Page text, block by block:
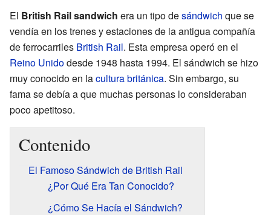
El British Rail sandwich era un tipo desándwich que se
vendía en los trenes y estaciones de la antigua compañía
de ferrocarriles British Rail. Esta empresa operó en el
Reino Unidodesde 1948 hasta 1994. El sándwich se hizo
muy conocido en lacultura británica. Sin embargo, su
fama se debía a que muchas personas lo consideraban
poco apetitoso.
Contenido
El Famoso Sándwich de British Rail
¿Por Qué Era Tan Conocido?
¿Cómo Se Hacía el Sándwich?